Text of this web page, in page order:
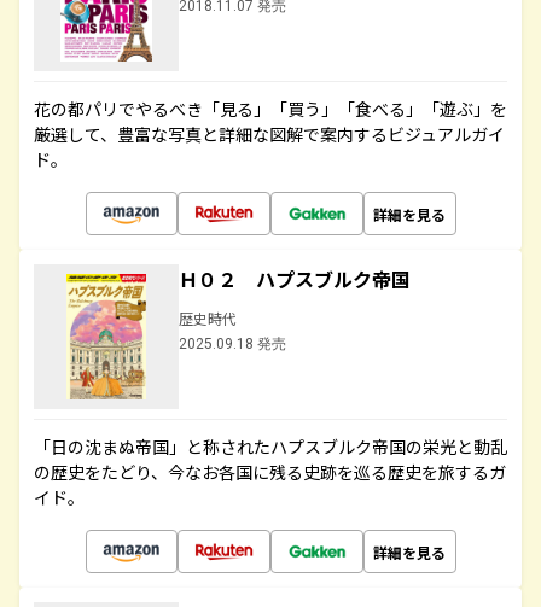
2018.11.07 発売
花の都パリでやるべき「見る」「買う」「食べる」「遊ぶ」を
厳選して、豊富な写真と詳細な図解で案内するビジュアルガイ
ド。
詳細を見る
Ｈ０２ ハプスブルク帝国
歴史時代
2025.09.18 発売
「日の沈まぬ帝国」と称されたハプスブルク帝国の栄光と動乱
の歴史をたどり、今なお各国に残る史跡を巡る歴史を旅するガ
イド。
詳細を見る